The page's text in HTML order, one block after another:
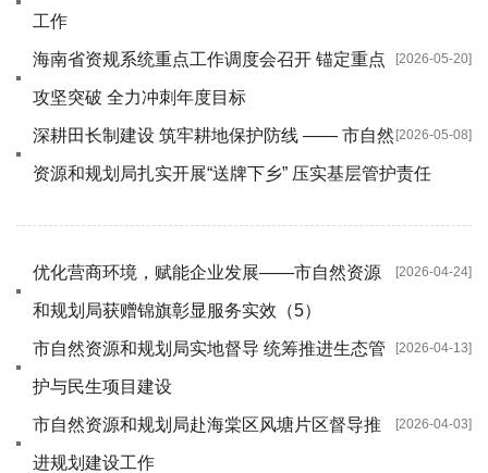
工作
[2026-05-20]
海南省资规系统重点工作调度会召开 锚定重点
攻坚突破 全力冲刺年度目标
[2026-05-08]
深耕田长制建设 筑牢耕地保护防线 —— 市自然
资源和规划局扎实开展“送牌下乡” 压实基层管护责任
[2026-04-24]
优化营商环境，赋能企业发展——市自然资源
和规划局获赠锦旗彰显服务实效（5）
[2026-04-13]
市自然资源和规划局实地督导 统筹推进生态管
护与民生项目建设
[2026-04-03]
市自然资源和规划局赴海棠区风塘片区督导推
进规划建设工作